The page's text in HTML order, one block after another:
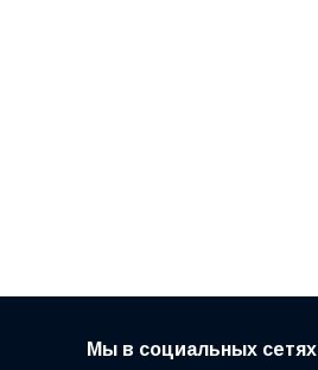
Мы в социальных сетях